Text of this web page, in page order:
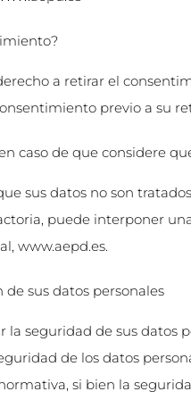
a retirar el
previo a su
caso de que considere
sus datos no son
puede interponer
www.aepd.es.
sus datos personales
la seguridad de sus
de los datos
si bien la